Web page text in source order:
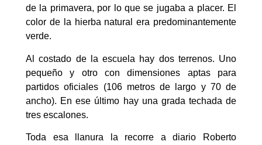
de la primavera, por lo que se jugaba a placer. El
color de la hierba natural era predominantemente
verde.
Al costado de la escuela hay dos terrenos. Uno
pequeño y otro con dimensiones aptas para
partidos oficiales (106 metros de largo y 70 de
ancho). En ese último hay una grada techada de
tres escalones.
Toda esa llanura la recorre a diario Roberto